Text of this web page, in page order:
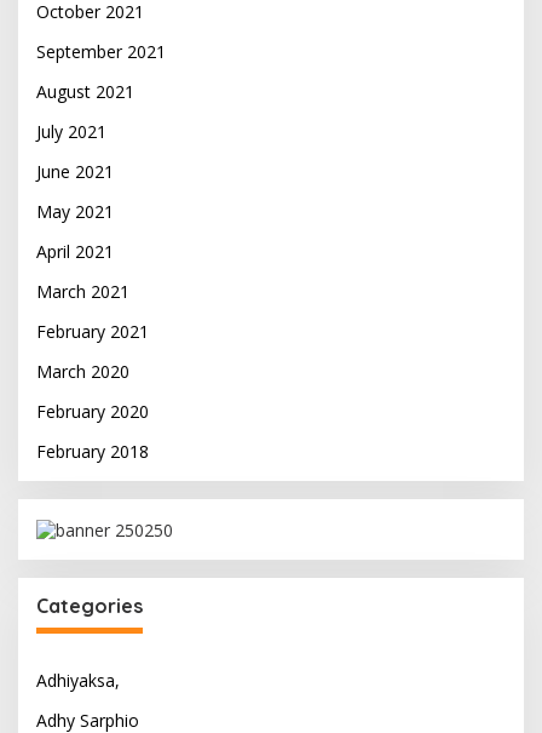
October 2021
September 2021
August 2021
July 2021
June 2021
May 2021
April 2021
March 2021
February 2021
March 2020
February 2020
February 2018
Categories
Adhiyaksa,
Adhy Sarphio